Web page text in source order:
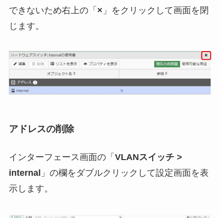
できないため右上の「 × 」をクリックして画面を閉
じます。
アドレスの削除
インターフェース画面の「 VLANスイッチ >
internal 」の欄をダブルクリックして設定画面を表
示します。